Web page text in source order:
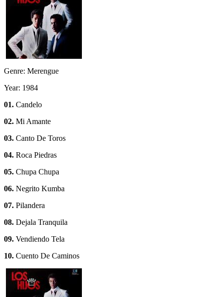
Genre: Merengue
Year: 1984
01. Candelo
02. Mi Amante
03. Canto De Toros
04. Roca Piedras
05. Chupa Chupa
06. Negrito Kumba
07. Pilandera
08. Dejala Tranquila
09. Vendiendo Tela
10. Cuento De Caminos